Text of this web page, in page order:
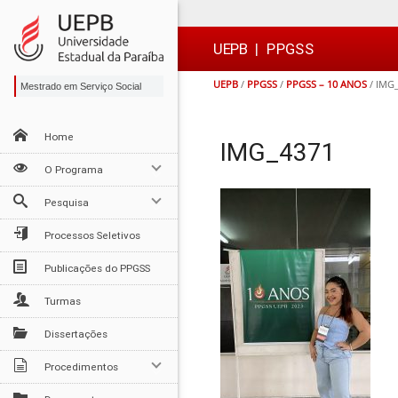
para
conteúdo
para
menu
para
busca
para
rodapé
 UEPB | PPGSS
UEPB / PPGSS / PPGSS – 10 ANOS /
Mestrado em Serviço Social
Home
O Programa
Pesquisa
Processos Seletivos
Publicações do PPGSS
Turmas
Dissertações
Procedimentos
IMG_4371